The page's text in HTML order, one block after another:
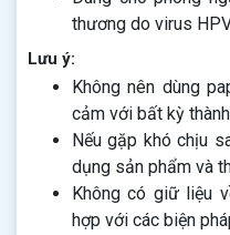
thương do virus
Lưu ý:
Không nên dùng
cảm với bất kỳ
Nếu gặp khó chịu
dụng sản phẩm và
Không có giữ liệu
hợp với các biện